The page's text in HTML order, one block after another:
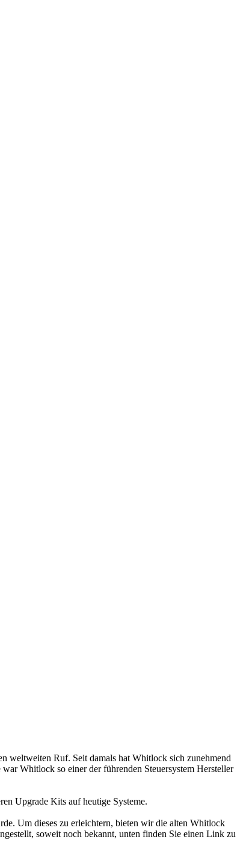
weltweiten Ruf. Seit damals hat Whitlock sich zunehmend
Whitlock so einer der führenden Steuersystem Hersteller
Upgrade Kits auf heutige Systeme.
Um dieses zu erleichtern, bieten wir die alten Whitlock
soweit noch bekannt, unten finden Sie einen Link zu